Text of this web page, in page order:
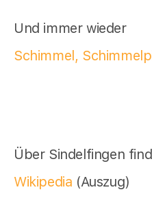
Und immer wieder
Schimmel,
Über Sindelfingen
Wikipedia (Auszug)